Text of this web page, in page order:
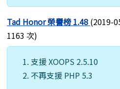
Tad Honor 榮譽榜 1.48 (2019-
1163 次)
支援 XOOPS 2.5.10
不再支援 PHP 5.3